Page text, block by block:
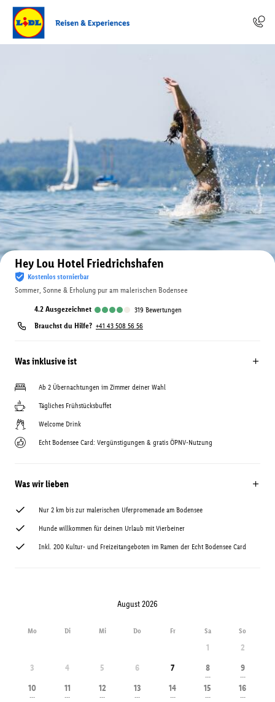
Auf der Karte anzeigen
Hey Lou Hotel Friedrichshafen
Kostenlos stornierbar
Sommer, Sonne & Erholung pur am malerischen Bodensee
4.2 ausgezeichnet 319 Bewertungen
Brauchst du Hilfe? +41 43 508 56 56
Was inklusive ist
Ab 2 Übernachtungen im Zimmer deiner Wahl
Tägliches Frühstücksbuffet
Welcome Drink
Echt Bodensee Card: Vergünstigungen & gratis ÖPNV-Nutzung
Was wir lieben
Nur 2 km bis zur malerischen Uferpromenade am Bodensee
Hunde willkommen für deinen Urlaub mit Vierbeiner
Inkl. 200 Kultur- und Freizeitangeboten im Ramen der Echt Bodensee Card
August 2026
Mo Di Mi Do Fr Sa So
1
2
3
4 5 6 7 8
---
9
---
10
---
11
---
12
---
13
---
14
---
15
---
16
---